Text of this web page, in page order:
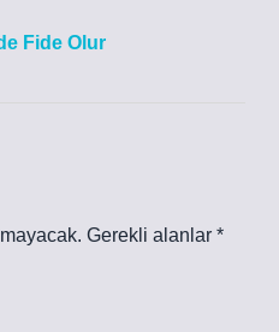
Fide Olur
Gerekli alanlar *